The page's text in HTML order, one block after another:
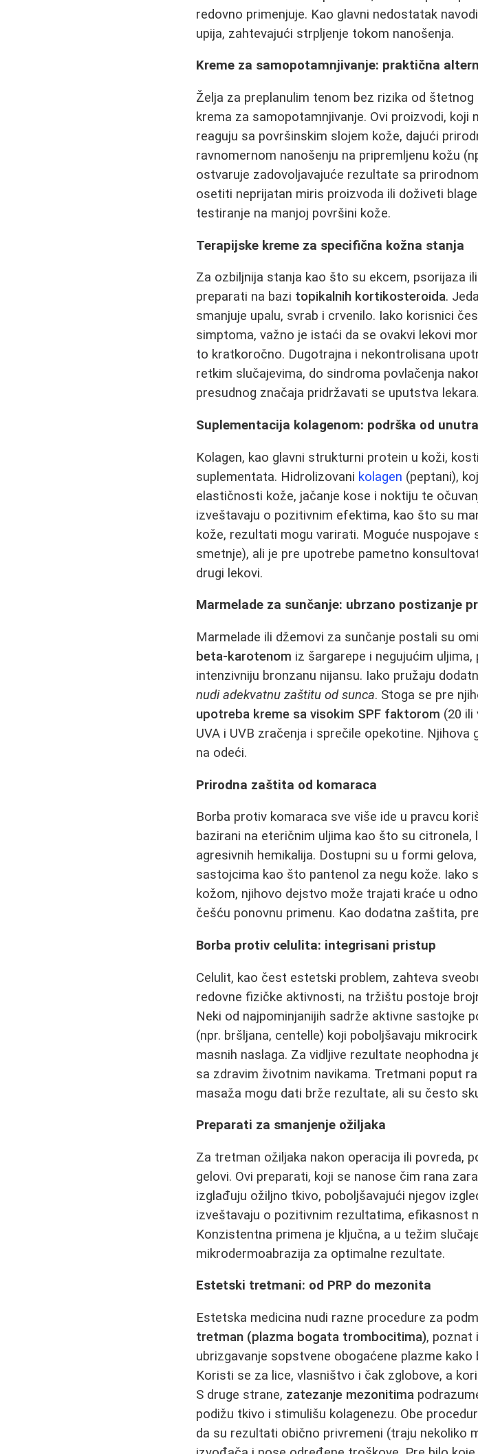
redovno primenjuje. Kao glavni nedostatak
upija, zahtevajući strpljenje tokom nanošenja.
Kreme za samopotamnjivanje: praktična
Želja za preplanulim tenom bez rizika od
krema za samopotamnjivanje. Ovi proizvodi, koji
reaguju sa površinskim slojem kože, dajući
ravnomernom nanošenju na pripremljenu kožu
ostvaruje zadovoljavajuće rezultate sa
osetiti neprijatan miris proizvoda ili doživeti
testiranje na manjoj površini kože.
Terapijske kreme za specifična kožna stanja
Za ozbiljnija stanja kao što su ekcem, psorijaza
preparati na bazi topikalnih kortikosteroida.
smanjuje upalu, svrab i crvenilo. Iako korisnici
simptoma, važno je istaći da se ovakvi lekovi
to kratkoročno. Dugotrajna i nekontrolisana
retkim slučajevima, do sindroma povlačenja
presudnog značaja pridržavati se uputstva lekara.
Suplementacija kolagenom: podrška od unutra
Kolagen, kao glavni strukturni protein u koži,
suplementata. Hidrolizovani kolagen (peptani),
elastičnosti kože, jačanje kose i noktiju te
izveštavaju o pozitivnim efektima, kao što su
kože, rezultati mogu varirati. Moguće nuspojave
smetnje), ali je pre upotrebe pametno
drugi lekovi.
Marmelade za sunčanje: ubrzano postizanje
Marmelade ili džemovi za sunčanje postali su
beta-karotenom iz šargarepe i negujućim
intenzivniju bronzanu nijansu. Iako pružaju
nudi adekvatnu zaštitu od sunca. Stoga se pre
upotreba kreme sa visokim SPF faktorom (20
UVA i UVB zračenja i sprečile opekotine.
na odeći.
Prirodna zaštita od komaraca
Borba protiv komaraca sve više ide u pravcu
bazirani na eteričnim uljima kao što su citronela,
agresivnih hemikalija. Dostupni su u formi
sastojcima kao što pantenol za negu kože. Iako
kožom, njihovo dejstvo može trajati kraće u
češću ponovnu primenu. Kao dodatna zaštita,
Borba protiv celulita: integrisani pristup
Celulit, kao čest estetski problem, zahteva
redovne fizičke aktivnosti, na tržištu postoje
Neki od najpominjanijih sadrže aktivne sastojke
(npr. bršljana, centelle) koji poboljšavaju
masnih naslaga. Za vidljive rezultate neophodna
sa zdravim životnim navikama. Tretmani poput
masaža mogu dati brže rezultate, ali su često
Preparati za smanjenje ožiljaka
Za tretman ožiljaka nakon operacija ili povreda,
gelovi. Ovi preparati, koji se nanose čim rana
izglađuju ožiljno tkivo, poboljšavajući njegov
izveštavaju o pozitivnim rezultatima, efikasnost
Konzistentna primena je ključna, a u težim
mikrodermoabrazija za optimalne rezultate.
Estetski tretmani: od PRP do mezonita
Estetska medicina nudi razne procedure za
tretman (plazma bogata trombocitima), poznat
ubrizgavanje sopstvene obogaćene plazme
Koristi se za lice, vlasništvo i čak zglobove, a
S druge strane, zatezanje mezonitima
podižu tkivo i stimulišu kolagenezu. Obe
da su rezultati obično privremeni (traju nekoliko